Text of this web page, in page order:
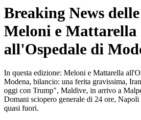
Breaking News delle
Meloni e Mattarella
all'Ospedale di
In questa edizione: Meloni e Mattarella
Modena, bilancio: una ferita gravissima,
oggi con Trump", Maldive, in arrivo a
Domani sciopero generale di 24 ore,
quasi fuori.